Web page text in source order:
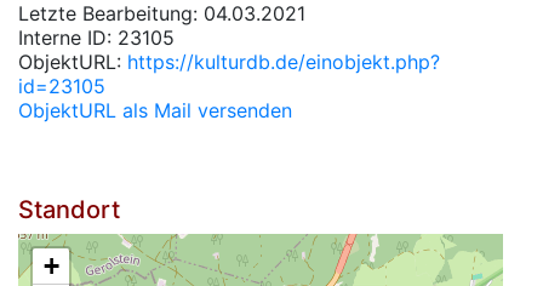
Letzte Bearbeitung: 04.03.2021
Interne ID: 23105
ObjektURL: https://kulturdb.de/einobjekt.php?
id=23105
ObjektURL als Mail versenden
Standort
+